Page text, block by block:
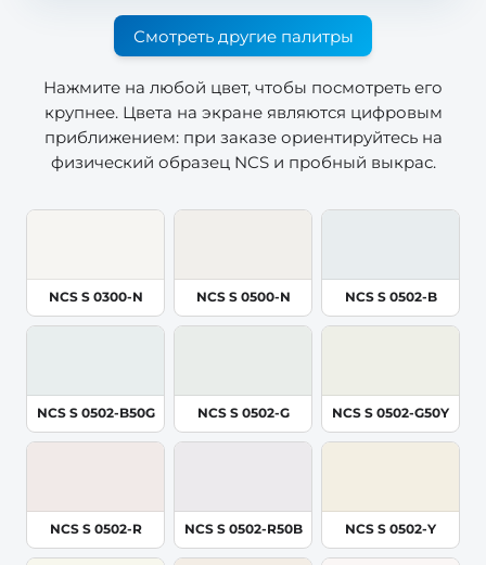
Смотреть другие палитры
Нажмите на любой цвет, чтобы посмотреть его
крупнее. Цвета на экране являются цифровым
приближением: при заказе ориентируйтесь на
физический образец NCS и пробный выкрас.
NCS S 0300-N NCS S 0500-N NCS S 0502-B
NCS S 0502-B50G NCS S 0502-G NCS S 0502-G50Y
NCS S 0502-R NCS S 0502-R50B NCS S 0502-Y